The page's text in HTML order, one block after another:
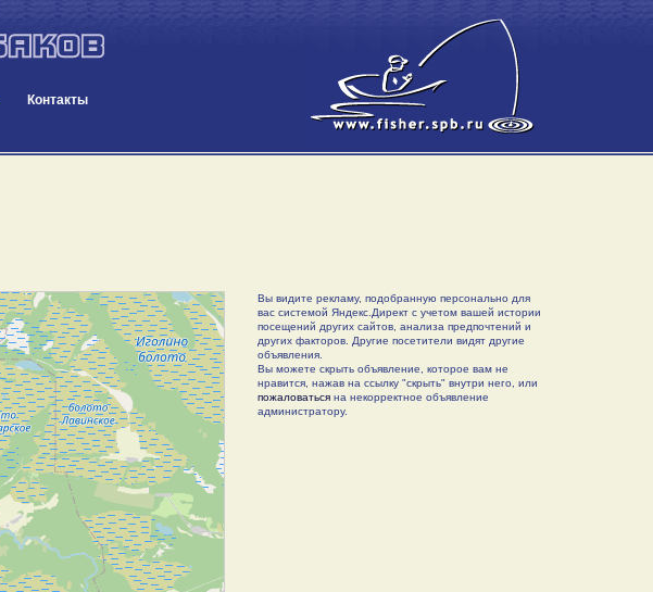
Контакты
Вы видите рекламу, подобранную персонально для
вас системой Яндекс.Директ с учетом вашей истории
посещений других сайтов, анализа предпочтений и
других факторов. Другие посетители видят другие
объявления.
Вы можете скрыть объявление, которое вам не
нравится, нажав на ссылку "скрыть" внутри него, или
пожаловатьсяна некорректное объявление
администратору.